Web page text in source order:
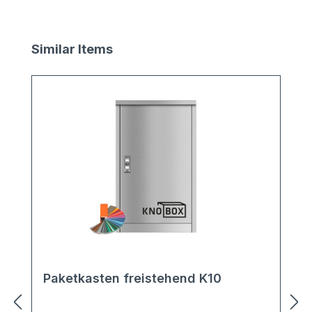
Produktgalerie überspringen
Similar Items
Paketkasten freistehend K10